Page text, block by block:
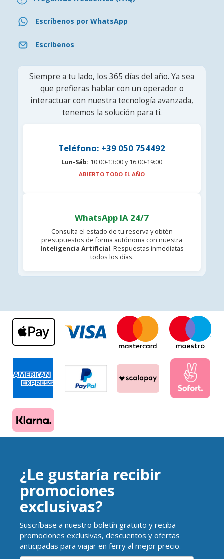
Escríbenos por WhatsApp
Escríbenos
Siempre a tu lado, los 365 días del año. Ya sea
que prefieras hablar con un operador o
interactuar con nuestra tecnología avanzada,
tenemos la solución para ti.
Teléfono: +39 050 754492
Lun-Sáb: 10:00-13:00 y 16.00-19:00
ABIERTO TODO EL AÑO
WhatsApp IA 24/7
Consulta el estado de tu reserva y obtén
presupuestos de forma autónoma con nuestra
Inteligencia Artificial. Respuestas inmediatas
todos los días.
¿Le gustaría recibir
promociones
exclusivas?
Suscríbase a nuestro boletín gratuito y reciba
promociones exclusivas, descuentos y ofertas
anticipadas para viajar en ferry al mejor precio.